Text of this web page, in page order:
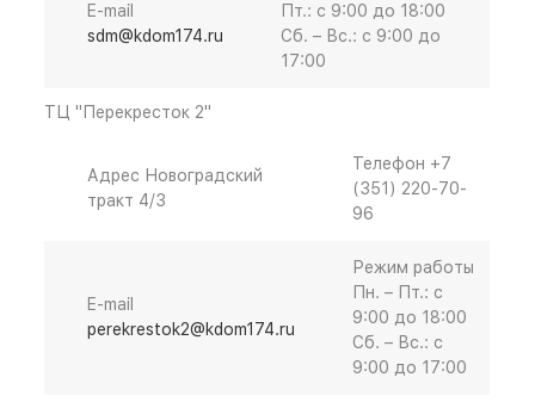
E-mail
sdm@kdom174.ru
Пт.: с 9:00 до 18:00
Cб. – Вс.: с 9:00 до
17:00
ТЦ "Перекресток 2"
Адрес Новоградский
тракт 4/3
Телефон +7
(351) 220-70-
96
E-mail
perekrestok2@kdom174.ru
Режим работы
Пн. – Пт.: с
9:00 до 18:00
Cб. – Вс.: с
9:00 до 17:00